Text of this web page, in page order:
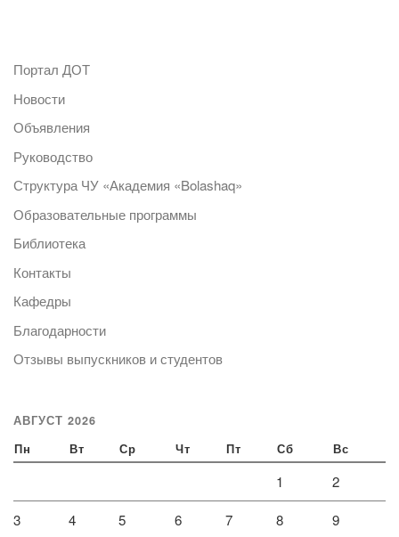
Портал ДОТ
Новости
Объявления
Руководство
Структура ЧУ «Академия «Bolashaq»
Образовательные программы
Библиотека
Контакты
Кафедры
Благодарности
Отзывы выпускников и студентов
АВГУСТ 2026
Пн Вт Ср Чт Пт Сб Вс
1 2
3 4 5 6 7 8 9